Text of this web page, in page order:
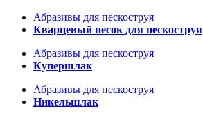
Абразивы для пескоструя
Кварцевый песок для пескоструя
Абразивы для пескоструя
Купершлак
Абразивы для пескоструя
Никельшлак